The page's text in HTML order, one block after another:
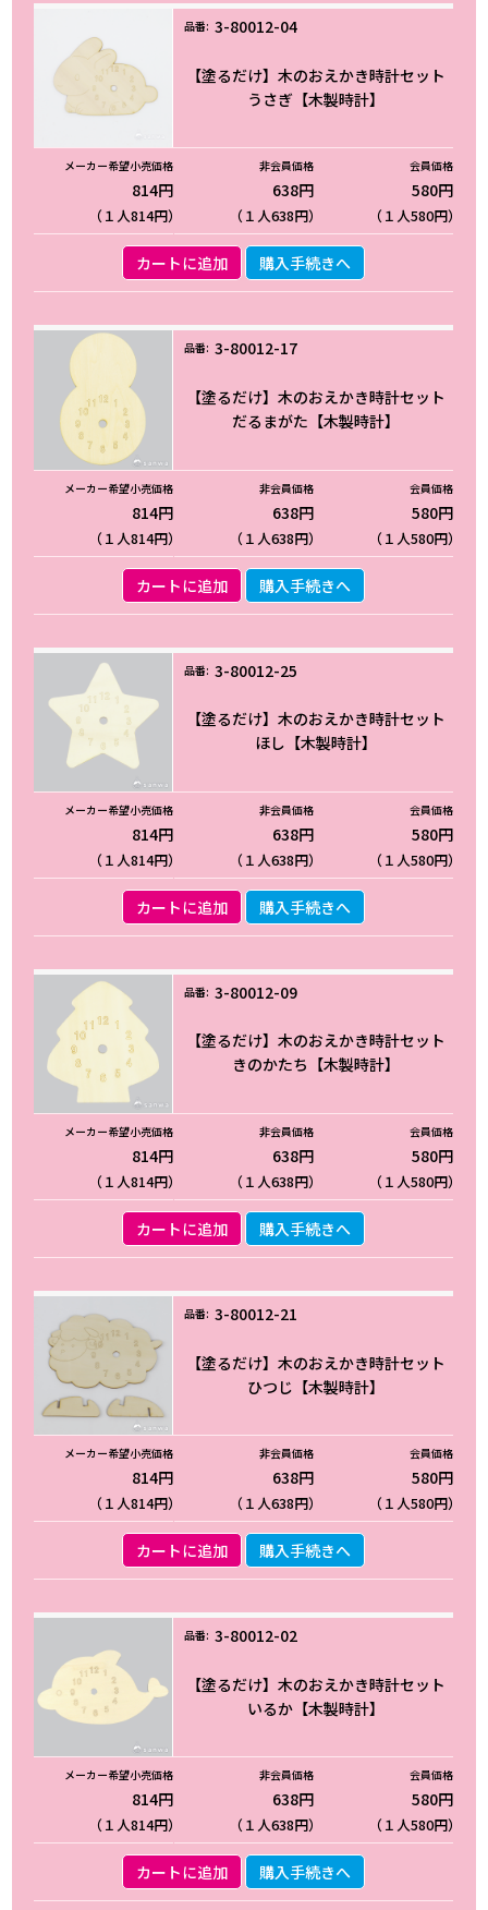
3-80012-04
【塗るだけ】木のおえかき時計セット
うさぎ【木製時計】
814円
（１人814円）
638円
（１人638円）
580円
（１人580円）
カートに追加 購入手続きへ
3-80012-17
【塗るだけ】木のおえかき時計セット
だるまがた【木製時計】
814円
（１人814円）
638円
（１人638円）
580円
（１人580円）
カートに追加 購入手続きへ
3-80012-25
【塗るだけ】木のおえかき時計セット
ほし【木製時計】
814円
（１人814円）
638円
（１人638円）
580円
（１人580円）
カートに追加 購入手続きへ
3-80012-09
【塗るだけ】木のおえかき時計セット
きのかたち【木製時計】
814円
（１人814円）
638円
（１人638円）
580円
（１人580円）
カートに追加 購入手続きへ
3-80012-21
【塗るだけ】木のおえかき時計セット
ひつじ【木製時計】
814円
（１人814円）
638円
（１人638円）
580円
（１人580円）
カートに追加 購入手続きへ
3-80012-02
【塗るだけ】木のおえかき時計セット
いるか【木製時計】
814円
（１人814円）
638円
（１人638円）
580円
（１人580円）
カートに追加 購入手続きへ